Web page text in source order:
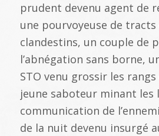
prudent devenu agent de
une pourvoyeuse de
clandestins, un couple de
l’abnégation sans borne,
STO venu grossir les
jeune saboteur minant les
communication de
de la nuit devenu insurgé